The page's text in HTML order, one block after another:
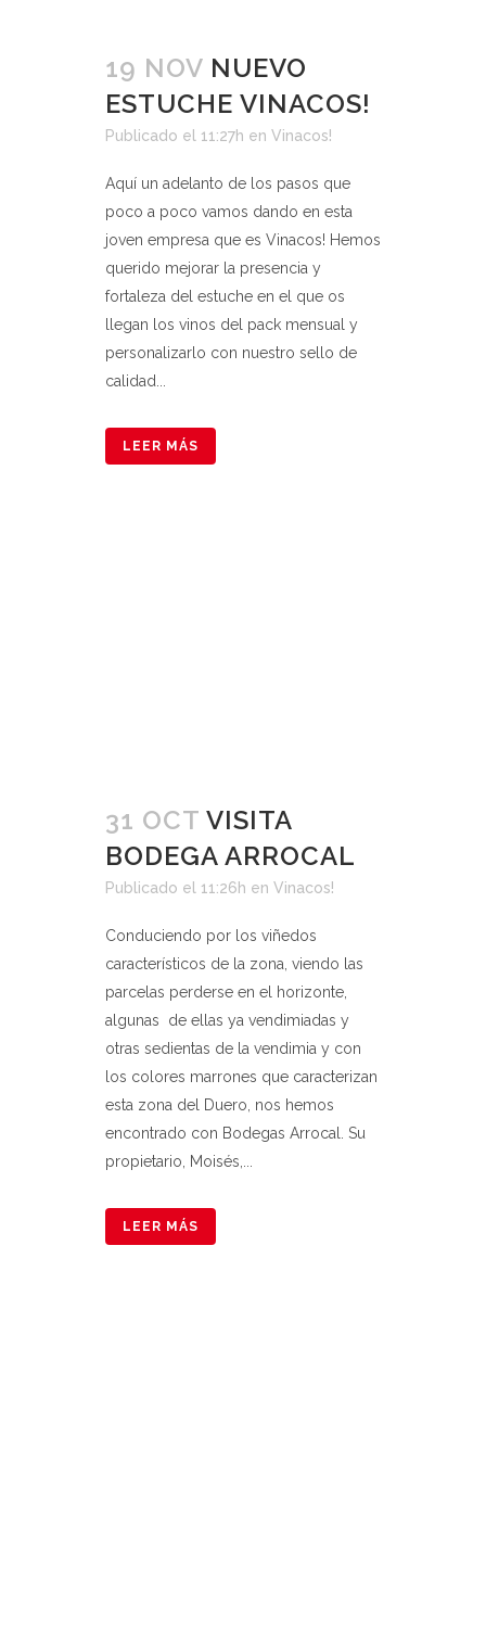
19 NOV NUEVO
ESTUCHE VINACOS!
Publicado el 11:27h en Vinacos!
Aquí un adelanto de los pasos que
poco a poco vamos dando en esta
joven empresa que es Vinacos! Hemos
querido mejorar la presencia y
fortaleza del estuche en el que os
llegan los vinos del pack mensual y
personalizarlo con nuestro sello de
calidad...
LEER MÁS
31 OCT VISITA
BODEGA ARROCAL
Publicado el 11:26h en Vinacos!
Conduciendo por los viñedos
característicos de la zona, viendo las
parcelas perderse en el horizonte,
algunas de ellas ya vendimiadas y
otras sedientas de la vendimia y con
los colores marrones que caracterizan
esta zona del Duero, nos hemos
encontrado con Bodegas Arrocal. Su
propietario, Moisés,...
LEER MÁS